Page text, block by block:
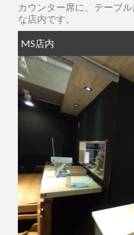
カウンター席に、テーブ
な店内です。
MS店内